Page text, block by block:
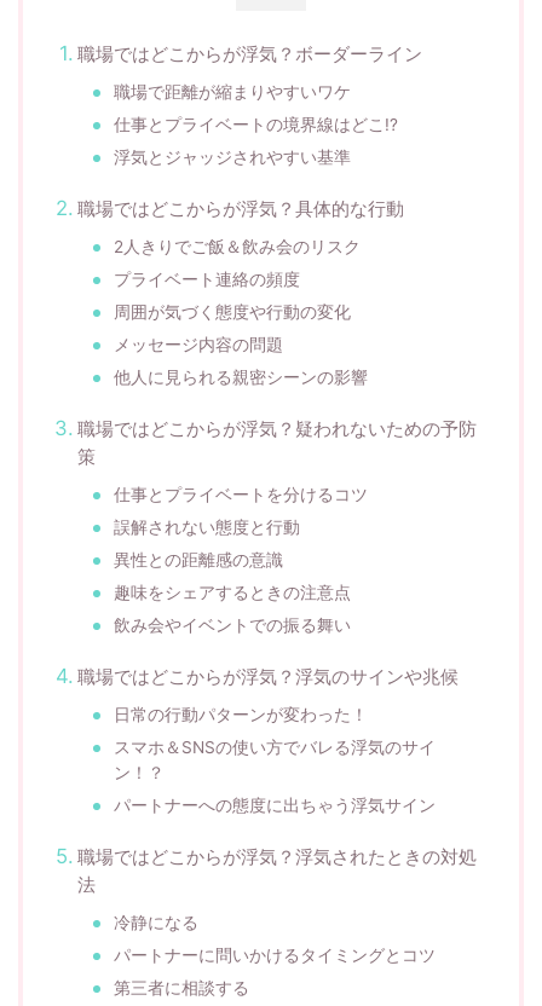
職場ではどこからが浮気？ボーダーライン
職場で距離が縮まりやすいワケ
仕事とプライベートの境界線はどこ!?
浮気とジャッジされやすい基準
職場ではどこからが浮気？具体的な行動
2人きりでご飯＆飲み会のリスク
プライベート連絡の頻度
周囲が気づく態度や行動の変化
メッセージ内容の問題
他人に見られる親密シーンの影響
職場ではどこからが浮気？疑われないための予防
策
仕事とプライベートを分けるコツ
誤解されない態度と行動
異性との距離感の意識
趣味をシェアするときの注意点
飲み会やイベントでの振る舞い
職場ではどこからが浮気？浮気のサインや兆候
日常の行動パターンが変わった！
スマホ＆SNSの使い方でバレる浮気のサイ
ン！？
パートナーへの態度に出ちゃう浮気サイン
職場ではどこからが浮気？浮気されたときの対処
法
冷静になる
パートナーに問いかけるタイミングとコツ
第三者に相談する